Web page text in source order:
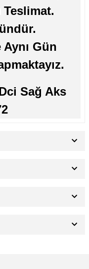
Teslimat.
Gün
Sağ Aks
ve diğer konularda
tarafımıza